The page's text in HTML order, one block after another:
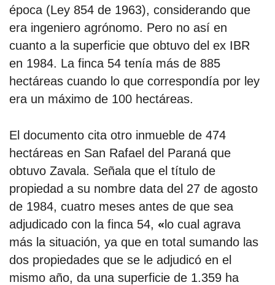
época (Ley 854 de 1963), considerando que
era ingeniero agrónomo. Pero no así en
cuanto a la superficie que obtuvo del ex IBR
en 1984. La finca 54 tenía más de 885
hectáreas cuando lo que correspondía por ley
era un máximo de 100 hectáreas.
El documento cita otro inmueble de 474
hectáreas en San Rafael del Paraná que
obtuvo Zavala. Señala que el título de
propiedad a su nombre data del 27 de agosto
de 1984, cuatro meses antes de que sea
adjudicado con la finca 54, « lo cual agrava
más la situación, ya que en total sumando las
dos propiedades que se le adjudicó en el
mismo año, da una superficie de 1.359 ha